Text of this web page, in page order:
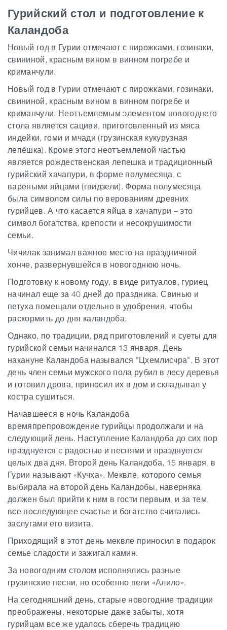
Гурийский стол и подготовление к
Каландоба
Новый год в Гурии отмечают с пирожками, гозинаки,
свининой, красным вином в винном погребе и
криманчули.
Новый год в Гурии отмечают с пирожками, гозинаки,
свининой, красным вином в винном погребе и
криманчули. Неотъемлемым элементом новогоднего
стола является сациви, приготовленный из мяса
индейки, гоми и мчади (грузинская кукурузная
лепёшка). Кроме этого неотъемлемой частью
является рождественская лепешка и традиционный
гурийский хачапури, в форме полумесяца, с
вареными яйцами (гвидзели). Форма полумесяца
была символом силы по верованиям древних
гурийцев. А что касается яйца в хачапури – это
символ богатства, крепости и несокрушимости
семьи.
Чичилак занимал важное место на праздничной
хонче, развернувшейся в новогоднюю ночь.
Подготовку к новому году, в виде ритуалов, гуриец
начинал еще за 40 дней до праздника. Свинью и
петуха помещали отдельно в удобрения, чтобы
раскормить до дня каландоба.
Однако, по традиции, ряд приготовлений и суеты для
гурийской семьи начинался 13 января. День
накануне Каландоба назывался "Цхемлисчра". В этот
день член семьи мужского пола рубил в лесу деревья
и готовил дрова, приносил их в дом и складывал у
костра сушиться.
Начавшееся в ночь Каландоба
времяпрепровождение гурийцы продолжали и на
следующий день. Наступление Каландоба до сих пор
празднуется с радостью и песнями и празднуется
целых два дня. Второй день Каландоба, 15 января, в
Гурии называют «Кучха». Меквле, которого семья
выбирала на второй день Каландобы, наверняка
должен был прийти к ним в гости первым, и за тем,
все последующее счастье и богатство считались
заслугами его визита.
Приходящий в этот день меквле приносил в подарок
семье сладости и зажигал камин.
За новогодним столом исполнялись разные
грузинские песни, но особенно пели «Алило».
На сегодняшний день, старые новогодние традиции
преображены, некоторые даже забыты, хотя
гурийцам все же удалось сберечь традицию